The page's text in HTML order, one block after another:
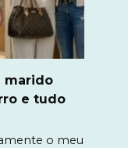
marido
e tudo
o meu